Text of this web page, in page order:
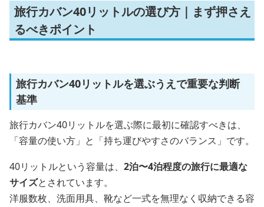
旅行カバン40リットルの選び方｜まず押さえ
るべきポイント
旅行カバン40リットルを選ぶうえで重要な判断
基準
旅行カバン40リットルを選ぶ際に最初に確認すべきは、
「容量の使い方」と「持ち運びやすさのバランス」です。
40リットルという容量は、 2泊〜4泊程度の旅行に最適な
サイズとされています。
洋服数枚、洗面用具、靴など一式を無理なく収納できる容